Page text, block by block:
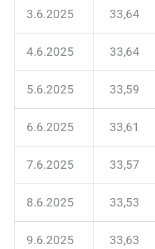
3.6.2025 33,64
4.6.2025 33,64
5.6.2025 33,59
6.6.2025 33,61
7.6.2025 33,57
8.6.2025 33,53
9.6.2025 33,63